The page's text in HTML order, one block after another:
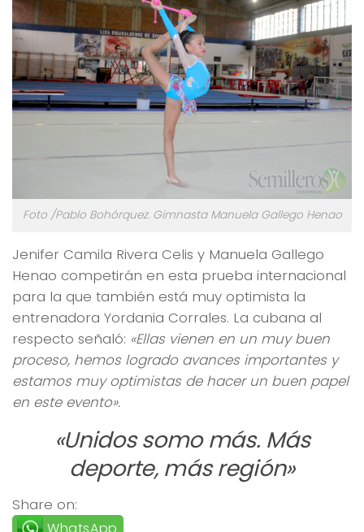
Foto /Pablo Bohórquez. Gimnasta Manuela Gallego Henao
Jenifer Camila Rivera Celis y Manuela Gallego
Henao competirán en esta prueba internacional
para la que también está muy optimista la
entrenadora Yordania Corrales. La cubana al
respecto señaló: «Ellas vienen en un muy buen
proceso, hemos logrado avances importantes y
estamos muy optimistas de hacer un buen papel
en este evento».
«Unidos somo más. Más
deporte, más región»
Share on: